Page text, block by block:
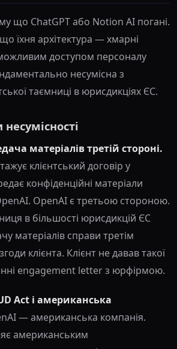
що ChatGPT або Notion AI погані.
їхня архітектура — хмарні
доступом персоналу
несумісна з
таємниці в юрисдикціях ЄС.
матеріалів третій стороні.
клієнтський договір у
конфіденційні матеріали
OpenAI є третьою стороною.
в більшості юрисдикцій ЄС
матеріалів справи третім
клієнта. Клієнт не давав такої
engagement letter з юрфірмою.
Act і американська
— американська компанія.
американським